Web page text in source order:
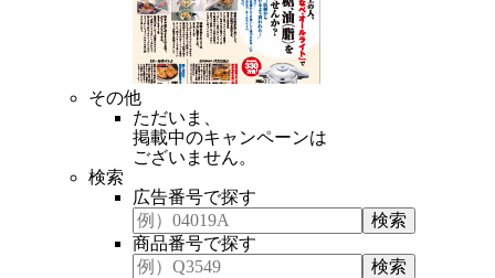
その他
ただいま、
掲載中のキャンペーンは
ございません。
検索
広告番号で探す
商品番号で探す